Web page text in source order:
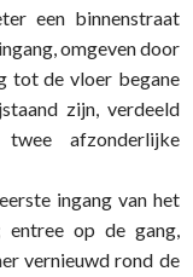
een binnenstraat
omgeven door
tot de vloer begane
zijn, verdeeld
afzonderlijke
ingang van het
entree op de gang,
vernieuwd rond de